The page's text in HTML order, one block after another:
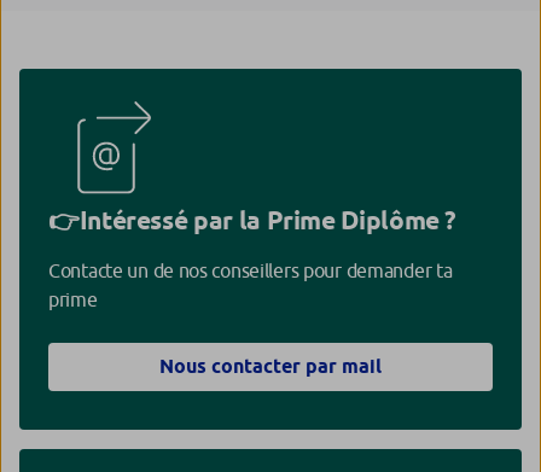
👉Intéressé par la Prime Diplôme ?
Contacte un de nos conseillers pour demander ta
prime
Nous contacter par mail